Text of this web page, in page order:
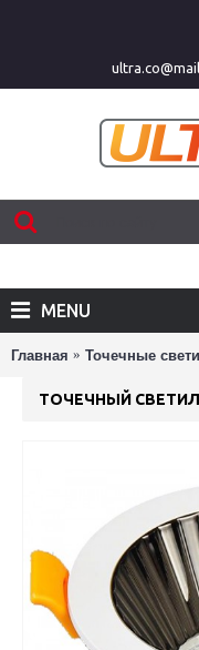
MENU
Главная Точечные
ТОЧЕЧНЫЙ